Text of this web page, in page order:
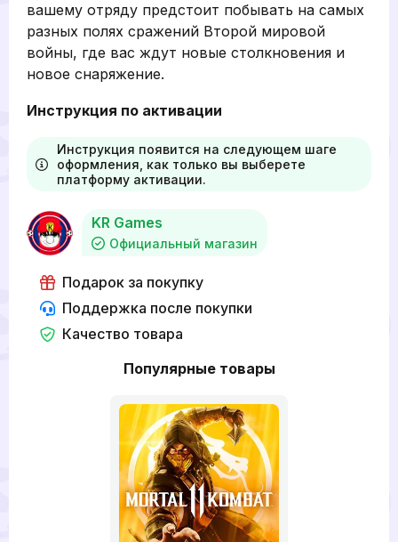
Популярные товары
вашему отряду предстоит побывать на самых
разных полях сражений Второй мировой
войны, где вас ждут новые столкновения и
новое снаряжение.
Инструкция по активации
Инструкция появится на следующем шаге
оформления, как только вы выберете
платформу активации.
KR Games
Официальный магазин
Подарок за покупку
Поддержка после покупки
Качество товара